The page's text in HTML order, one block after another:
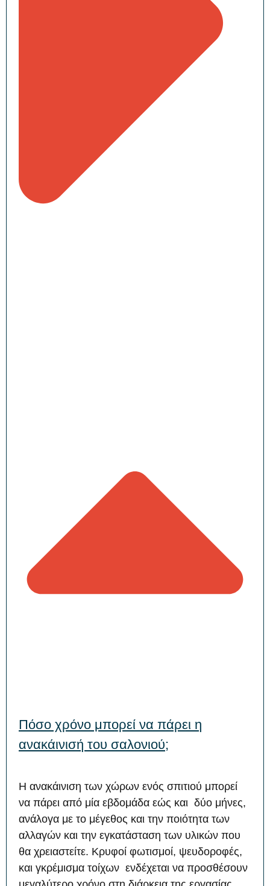
Πόσο χρόνο μπορεί να πάρει η
ανακάινισή του σαλονιού;
Η ανακάινιση των χώρων ενός σπιτιού μπορεί
να πάρει από μία εβδομάδα εώς και δύο μήνες,
ανάλογα με το μέγεθος και την ποιότητα των
αλλαγών και την εγκατάσταση των υλικών που
θα χρειαστείτε. Κρυφοί φωτισμοί, ψευδοροφές,
και γκρέμισμα τοίχων ενδέχεται να προσθέσουν